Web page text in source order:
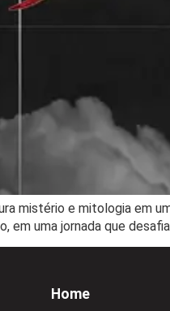
mistério e mitologia em
em uma jornada que
Home